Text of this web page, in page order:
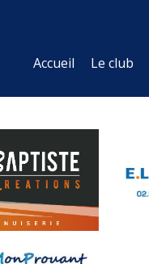
Accueil Le club